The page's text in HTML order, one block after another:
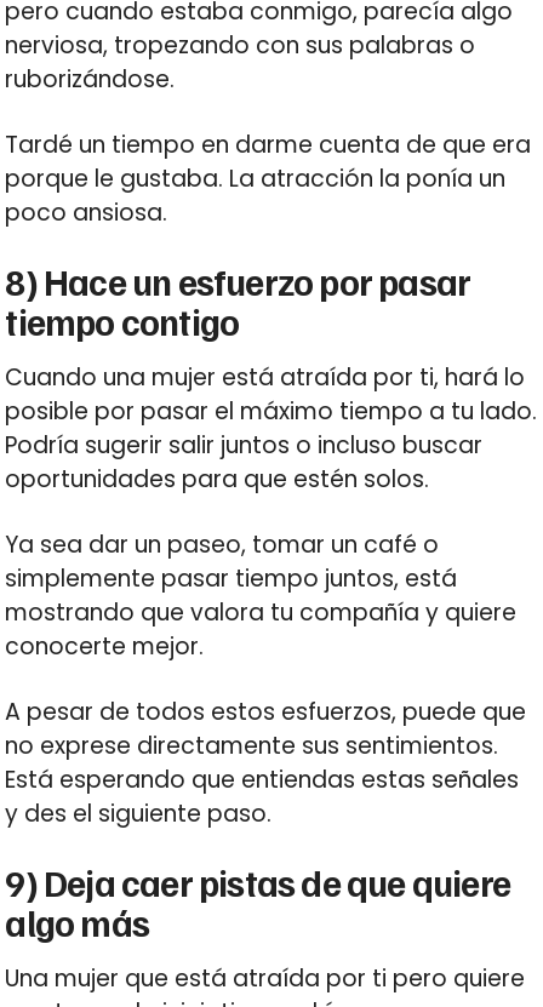
pero cuando estaba conmigo, parecía algo
nerviosa, tropezando con sus palabras o
ruborizándose.
Tardé un tiempo en darme cuenta de que era
porque le gustaba. La atracción la ponía un
poco ansiosa.
8) Hace un esfuerzo por pasar
tiempo contigo
Cuando una mujer está atraída por ti, hará lo
posible por pasar el máximo tiempo a tu lado.
Podría sugerir salir juntos o incluso buscar
oportunidades para que estén solos.
Ya sea dar un paseo, tomar un café o
simplemente pasar tiempo juntos, está
mostrando que valora tu compañía y quiere
conocerte mejor.
A pesar de todos estos esfuerzos, puede que
no exprese directamente sus sentimientos.
Está esperando que entiendas estas señales
y des el siguiente paso.
9) Deja caer pistas de que quiere
algo más
Una mujer que está atraída por ti pero quiere